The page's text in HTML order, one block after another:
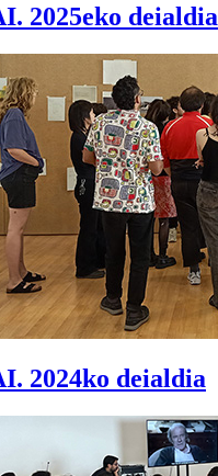
2025eko deialdia
2024ko deialdia